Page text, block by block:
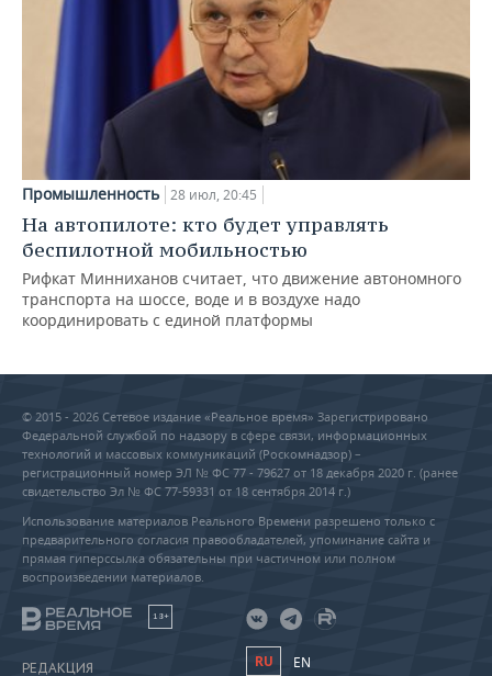
Промышленность 28 июл, 20:45
На автопилоте: кто будет управлять
беспилотной мобильностью
Рифкат Минниханов считает, что движение автономного
транспорта на шоссе, воде и в воздухе надо
координировать с единой платформы
© 2015 - 2026 Сетевое издание «Реальное время» Зарегистрировано
Федеральной службой по надзору в сфере связи, информационных
технологий и массовых коммуникаций (Роскомнадзор) –
регистрационный номер ЭЛ № ФС 77 - 79627 от 18 декабря 2020 г. (ранее
свидетельство Эл № ФС 77-59331 от 18 сентября 2014 г.)
Использование материалов Реального Времени разрешено только с
предварительного согласия правообладателей, упоминание сайта и
прямая гиперссылка обязательны при частичном или полном
воспроизведении материалов.
18+
РЕДАКЦИЯ RU EN